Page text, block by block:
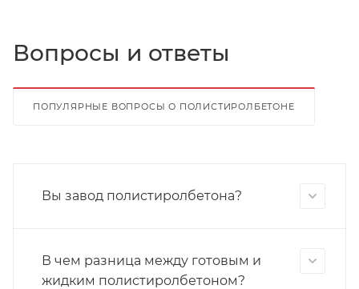
Вопросы и ответы
ПОПУЛЯРНЫЕ ВОПРОСЫ О ПОЛИСТИРОЛБЕТОНЕ
Вы завод полистиролбетона?
В чем разница между готовым и
жидким полистиролбетоном?